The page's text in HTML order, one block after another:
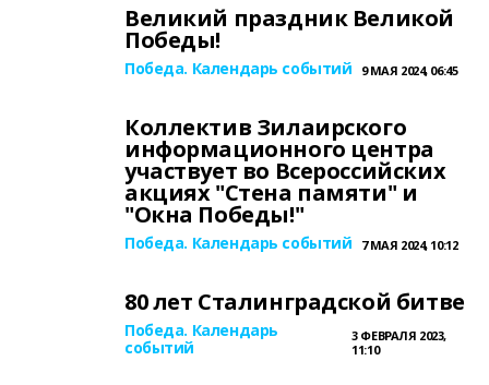
Великий праздник Великой
Победы!
Победа. Календарь событий 9 МАЯ 2024, 06:45
Коллектив Зилаирского
информационного центра
участвует во Всероссийских
акциях "Стена памяти" и
"Окна Победы!"
Победа. Календарь событий 7 МАЯ 2024, 10:12
80 лет Сталинградской битве
Победа. Календарь
событий
3 ФЕВРАЛЯ 2023,
11:10